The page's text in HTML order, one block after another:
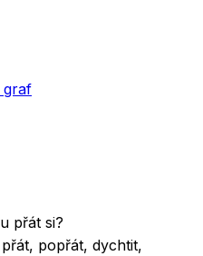
graf
přát si?
popřát, dychtit,